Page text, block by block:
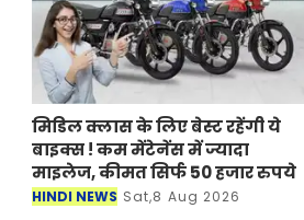
मिडिल क्लास के लिए बेस्ट रहेंगी ये
बाइक्स ! कम मेंटेनेंस में ज्यादा
माइलेज, कीमत सिर्फ 50 हजार रुपये
HINDI NEWS Sat,8 Aug 2026